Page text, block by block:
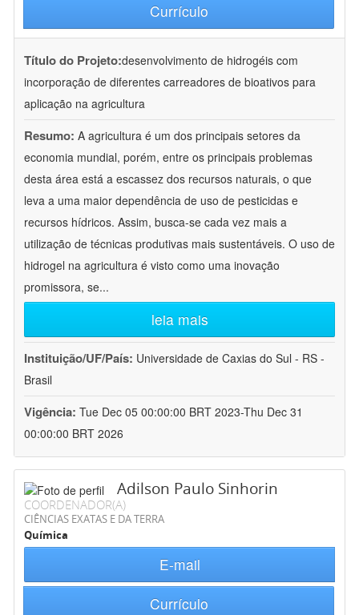
Currículo
Título do Projeto:desenvolvimento de hidrogéis com
incorporação de diferentes carreadores de bioativos para
aplicação na agricultura
Resumo: A agricultura é um dos principais setores da
economia mundial, porém, entre os principais problemas
desta área está a escassez dos recursos naturais, o que
leva a uma maior dependência de uso de pesticidas e
recursos hídricos. Assim, busca-se cada vez mais a
utilização de técnicas produtivas mais sustentáveis. O uso de
hidrogel na agricultura é visto como uma inovação
promissora, se...
leia mais
Instituição/UF/País: Universidade de Caxias do Sul - RS -
Brasil
Vigência: Tue Dec 05 00:00:00 BRT 2023-Thu Dec 31
00:00:00 BRT 2026
Adilson Paulo Sinhorin
COORDENADOR(A)
CIÊNCIAS EXATAS E DA TERRA
Química
E-mail
Currículo